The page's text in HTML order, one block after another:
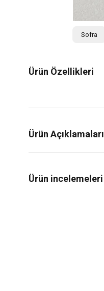
Sofra
Ürün Özellikleri
Ürün Açıklamaları